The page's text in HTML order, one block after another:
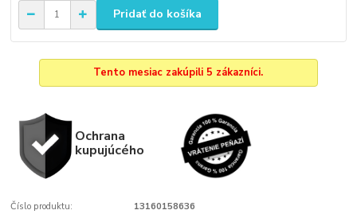
Pridať do košíka
Tento mesiac zakúpili 5 zákazníci.
Ochrana
kupujúcého
Číslo produktu: 13160158636